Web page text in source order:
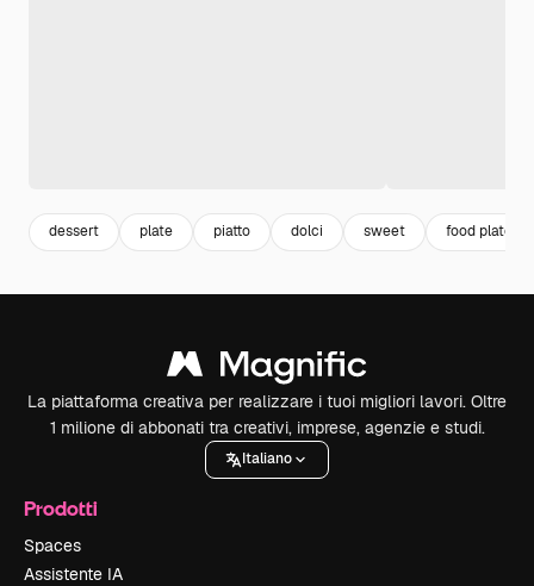
dessert plate piatto dolci sweet food plate
La piattaforma creativa per realizzare i tuoi migliori lavori. Oltre
1 milione di abbonati tra creativi, imprese, agenzie e studi.
Italiano
Prodotti
Spaces
Assistente IA